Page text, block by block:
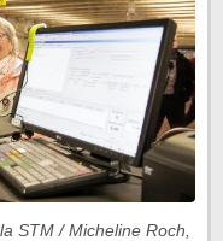
STM / Micheline Roch,